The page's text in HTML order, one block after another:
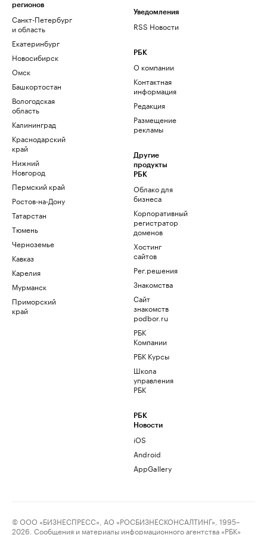
регионов
Санкт-Петербург
и область
Екатеринбург
Новосибирск
Омск
Башкортостан
Вологодская
область
Калининград
Краснодарский
край
Нижний
Новгород
Пермский край
Ростов-на-Дону
Татарстан
Тюмень
Черноземье
Кавказ
Карелия
Мурманск
Приморский
край
Уведомления
RSS Новости
РБК
О компании
Контактная
информация
Редакция
Размещение
рекламы
Другие
продукты
РБК
Облако для
бизнеса
Корпоративный
регистратор
доменов
Хостинг
сайтов
Рег.решения
Знакомства
Сайт
знакомств
podbor.ru
РБК
Компании
РБК Курсы
Школа
управления
РБК
РБК
Новости
iOS
Android
AppGallery
© ООО «БИЗНЕСПРЕСС», АО «РОСБИЗНЕСКОНСАЛТИНГ», 1995–
2026. Сообщения и материалы информационного агентства «РБК»